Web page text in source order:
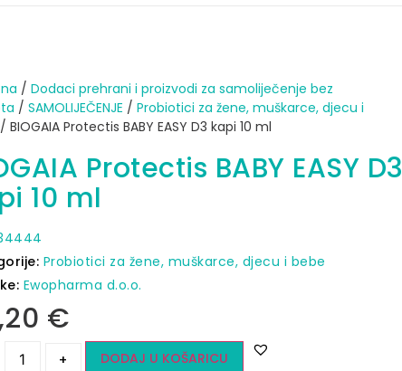
/ Dodaci prehrani i proizvodi za samoliječenje bez
/ SAMOLIJEČENJE / Probiotici za žene, muškarce, djecu i
/ BIOGAIA Protectis BABY EASY D3 kapi 10 ml
Protectis BABY EASY D3
10 ml
Probiotici za žene, muškarce, djecu i bebe
Ewopharma d.o.o.
€
+ DODAJ U KOŠARICU